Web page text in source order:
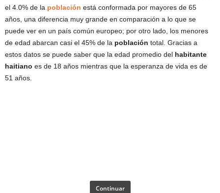
el 4.0% de la población está conformada por mayores de 65
años, una diferencia muy grande en comparación a lo que se
puede ver en un país común europeo; por otro lado, los menores
de edad abarcan casi el 45% de la población total. Gracias a
estos datos se puede saber que la edad promedio del habitante
haitiano es de 18 años mientras que la esperanza de vida es de
51 años.
Continuar